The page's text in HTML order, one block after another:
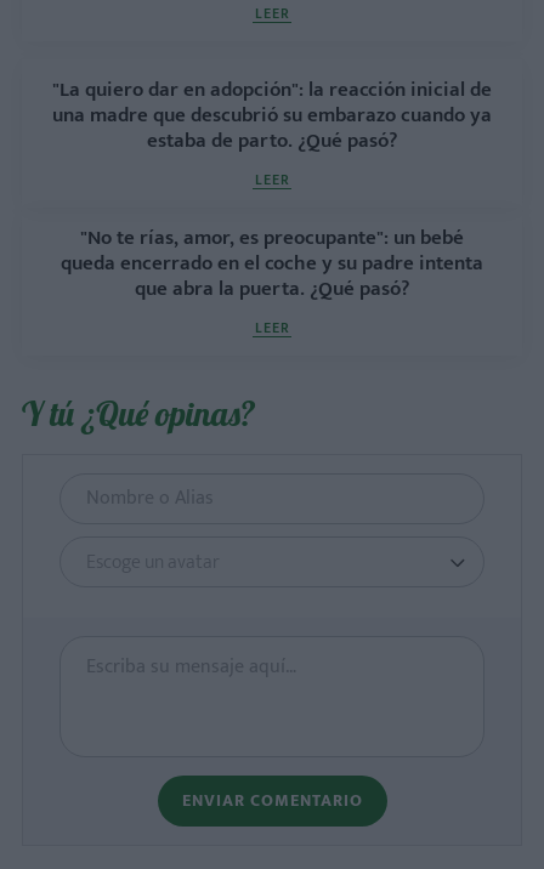
LEER
"La quiero dar en adopción": la reacción inicial de
una madre que descubrió su embarazo cuando ya
estaba de parto. ¿Qué pasó?
LEER
"No te rías, amor, es preocupante": un bebé
queda encerrado en el coche y su padre intenta
que abra la puerta. ¿Qué pasó?
LEER
Y tú ¿Qué opinas?
Escoge un avatar
ENVIAR COMENTARIO